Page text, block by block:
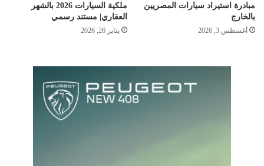
مبادرة استيراد سيارات المصريين
بالخارج
أغسطس 3, 2026
ملكية السيارات 2026 بالشهر
العقاري| مستند رسمي
يناير 26, 2026